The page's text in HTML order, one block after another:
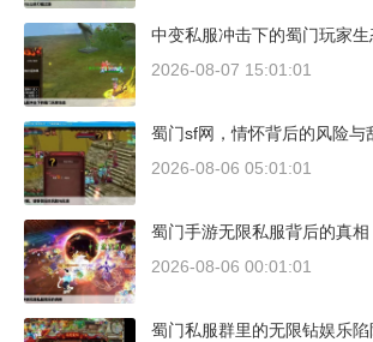
中变私服冲击下的蜀门玩家生
2026-08-07 15:01:01
蜀门sf网，情怀背后的风险与
2026-08-06 05:01:01
蜀门手游无限私服背后的真相
2026-08-06 00:01:01
蜀门私服群里的无限钻娱乐陷